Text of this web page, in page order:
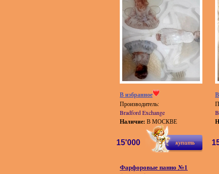
В избранное
Производитель:
Bradford Exchange
Наличие: В МОСКВЕ
купить
15'000
Фарфоровые панно №1